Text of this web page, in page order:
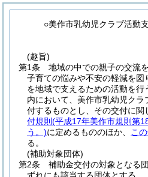
○美作市乳幼児クラブ活動
(趣旨)
第1条
地域の中での親子の交流
子育ての悩みや不安の軽減を
を地域で支えるための活動を行
内において、美作市乳幼児ク
付するものとし、その交付に関
付規則 (平成17年美作市規則第
う。)に定めるもののほか、 こ
る。
(補助対象団体)
第2条
補助金交付の対象となる